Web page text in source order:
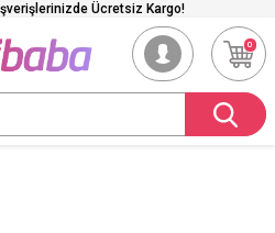
Ücretsiz Kargo!
0